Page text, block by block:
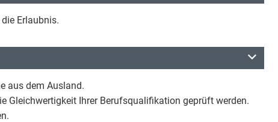
Erlaubnis.
aus dem Ausland.
Gleichwertigkeit Ihrer Berufsqualifikation geprüft werden.